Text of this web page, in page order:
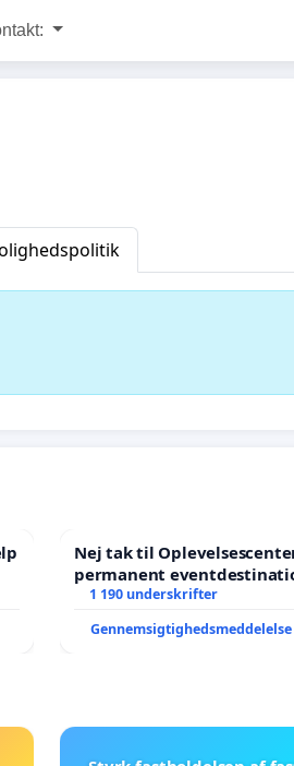
Nej tak til
permanent
- Ja tak til et levende
1 190 underskrifter
Gennemsigtighedsmeddelelse